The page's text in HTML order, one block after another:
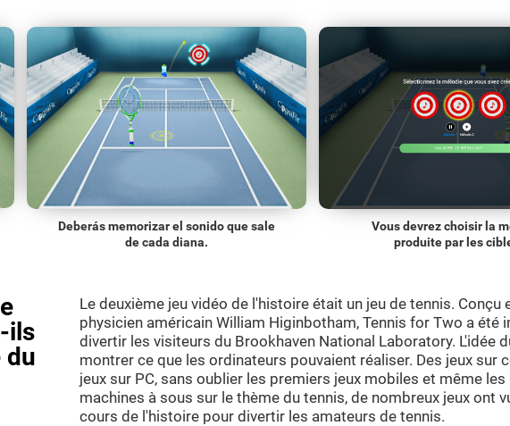
Deberás memorizar el sonido que sale
de cada diana.
Vous devrez choisir la
produite par les
ils
du
Le deuxième jeu vidéo de l'histoire était un jeu de tennis. Conçu
physicien américain William Higinbotham, Tennis for Two a été
divertir les visiteurs du Brookhaven National Laboratory. L'idée
montrer ce que les ordinateurs pouvaient réaliser. Des jeux sur
jeux sur PC, sans oublier les premiers jeux mobiles et même les
machines à sous sur le thème du tennis, de nombreux jeux ont
cours de l'histoire pour divertir les amateurs de tennis.